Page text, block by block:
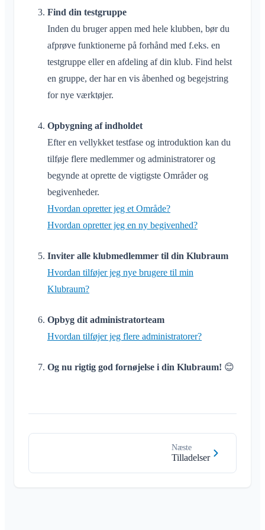
Find din testgruppe
Inden du bruger appen med hele klubben, bør du
afprøve funktionerne på forhånd med f.eks. en
testgruppe eller en afdeling af din klub. Find helst
en gruppe, der har en vis åbenhed og begejstring
for nye værktøjer.
Opbygning af indholdet
Efter en vellykket testfase og introduktion kan du
tilføje flere medlemmer og administratorer og
begynde at oprette de vigtigste Områder og
begivenheder.
Hvordan opretter jeg et Område?
Hvordan opretter jeg en ny begivenhed?
Inviter alle klubmedlemmer til din Klubraum
Hvordan tilføjer jeg nye brugere til min
Klubraum?
Opbyg dit administratorteam
Hvordan tilføjer jeg flere administratorer?
Og nu rigtig god fornøjelse i din Klubraum! 😊
Næste
Tilladelser